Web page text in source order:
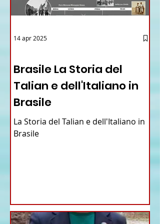
Brasile La Storia del
Talian e dell'Italiano in
Brasile
La Storia del Talian e dell'Italiano in
Brasile
14 apr 2025